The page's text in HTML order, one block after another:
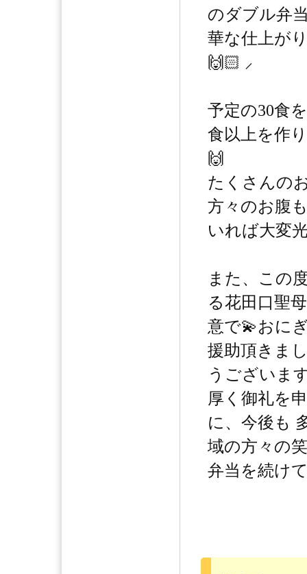
のダブル弁
華な仕上が
🙌🏻 ⸝‍
予定の30食
食以上を作
🙌
たくさんの
方々のお腹
いれば大変
また、この
る花田口聖
意で💫おに
援助頂きま
うございま
厚く御礼を
に、今後も
域の方々の